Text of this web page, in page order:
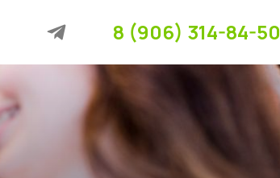
8 (906) 314-84-50